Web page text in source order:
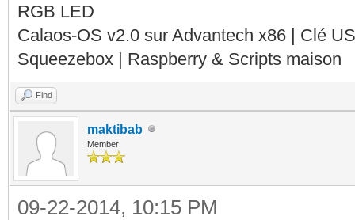
RGB LED
Calaos-OS v2.0 sur Advantech x86 | Clé
Squeezebox | Raspberry & Scripts maison
Find
maktibab
Member
09-22-2014, 10:15 PM